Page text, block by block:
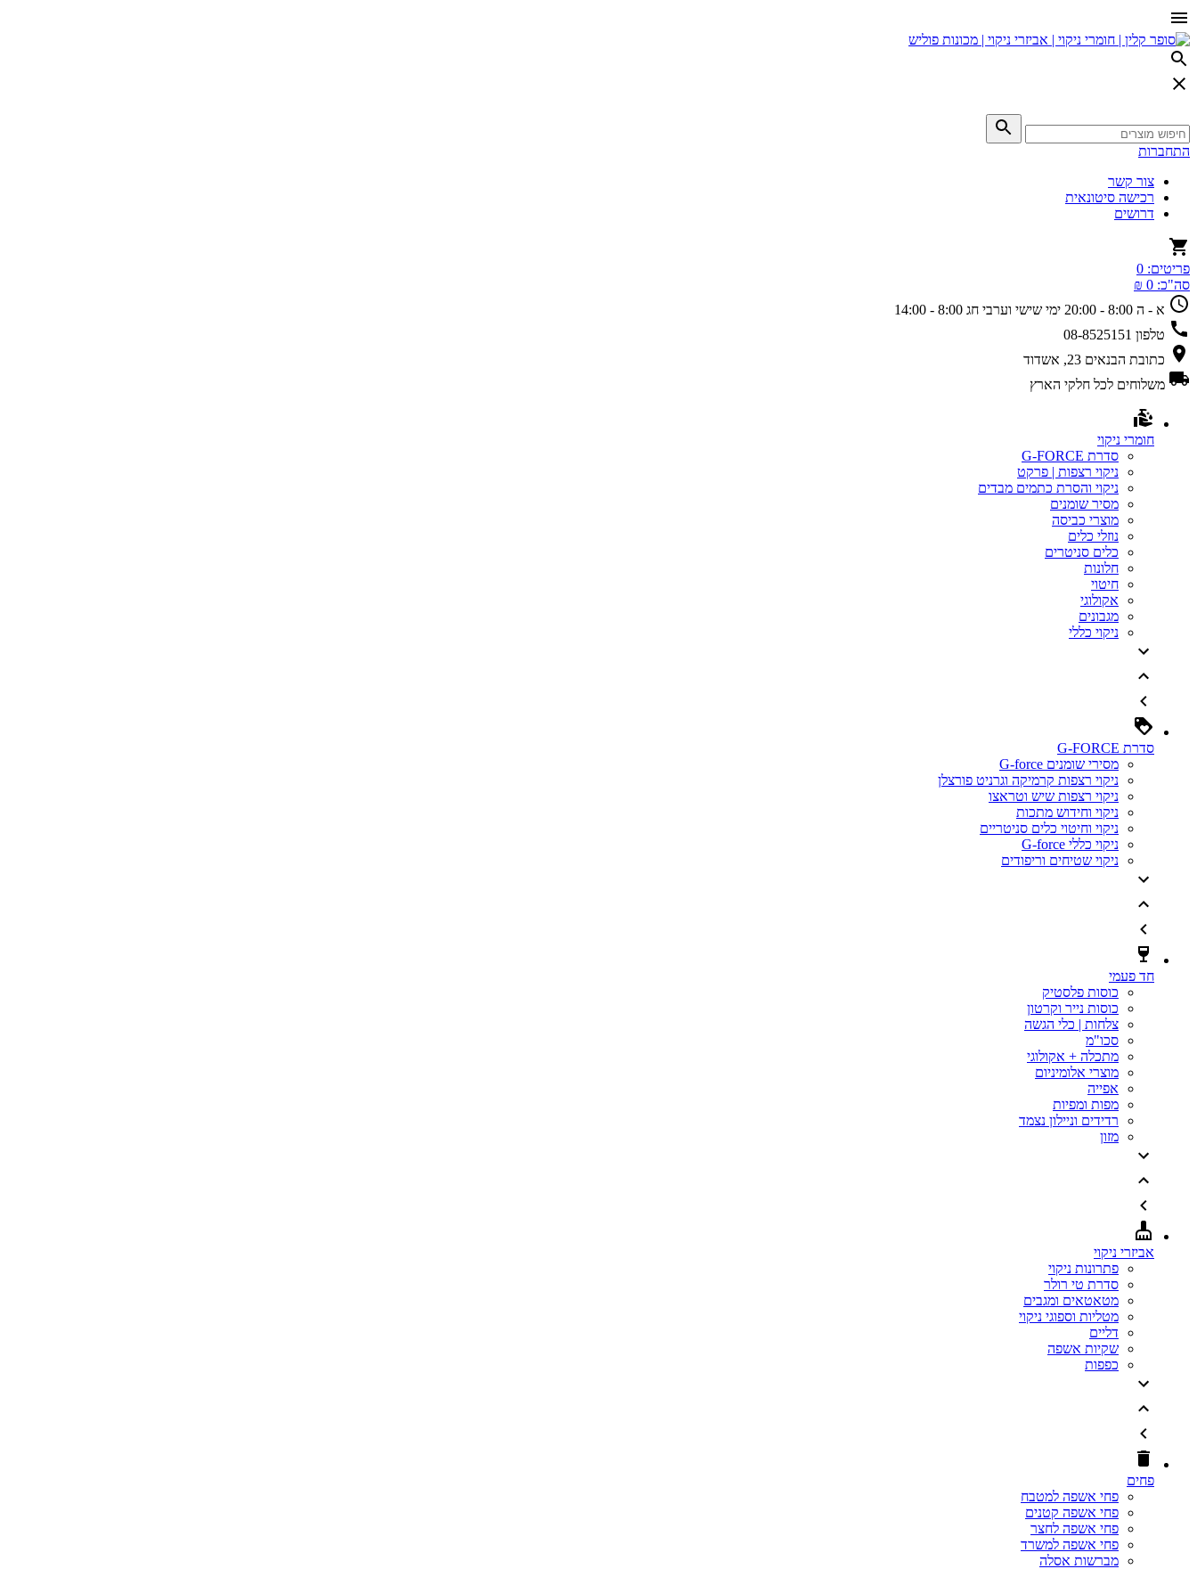
התחברות
צור קשר
רכישה סיטונאית
דרושים
פריטים: 0
סה"כ: 0 ₪
א - ה 8:00 - 20:00
ימי שישי וערבי חג 8:00 - 14:00
טלפון 08-8525151
כתובת הבנאים 23, אשדוד
משלוחים לכל חלקי הארץ
חומרי ניקוי
סדרת G-FORCE
ניקוי רצפות | פרקט
ניקוי והסרת כתמים מבדים
מסיר שומנים
מוצרי כביסה
נוזלי כלים
כלים סניטרים
חלונות
חיטוי
אקולוגי
מגבונים
ניקוי כללי
סדרת G-FORCE
מסירי שומנים G-force
ניקוי רצפות קרמיקה וגרניט פורצלן
ניקוי רצפות שיש וטראצו
ניקוי וחידוש מתכות
ניקוי וחיטוי כלים סניטריים
ניקוי כללי G-force
ניקוי שטיחים וריפודים
חד פעמי
כוסות פלסטיק
כוסות נייר וקרטון
צלחות | כלי הגשה
סכו"מ
מתכלה + אקולוגי
מוצרי אלומיניום
אפייה
מפות ומפיות
רדידים וניילון נצמד
מזון
אביזרי ניקוי
פתרונות ניקוי
סדרת טי רולר
מטאטאים ומגבים
מטליות וספוגי ניקוי
דליים
שקיות אשפה
כפפות
פחים
פחי אשפה למטבח
פחי אשפה קטנים
פחי אשפה לחצר
פחי אשפה למשרד
מברשות אסלה